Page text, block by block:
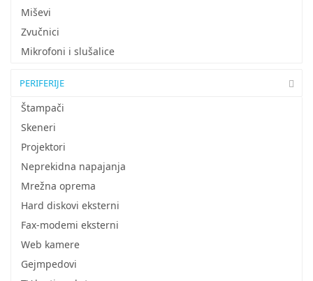
Miševi
Zvučnici
Mikrofoni i slušalice
PERIFERIJE
Štampači
Skeneri
Projektori
Neprekidna napajanja
Mrežna oprema
Hard diskovi eksterni
Fax-modemi eksterni
Web kamere
Gejmpedovi